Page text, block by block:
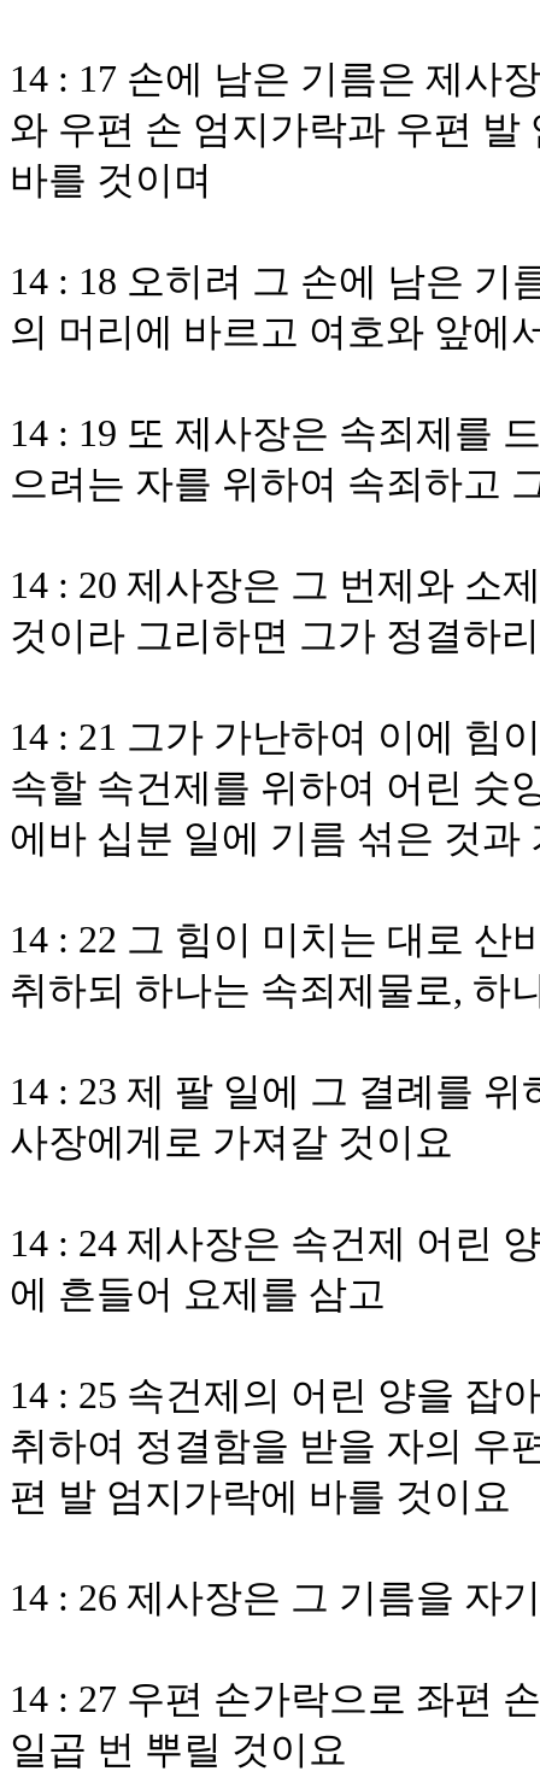
14 : 17 손에 남은 기름은 제사
와 우편 손 엄지가락과 우편
바를 것이며
14 : 18 오히려 그 손에 남은 기
의 머리에 바르고 여호와 앞에
14 : 19 또 제사장은 속죄제를
으려는 자를 위하여 속죄하고
14 : 20 제사장은 그 번제와 소
것이라 그리하면 그가 정결하
14 : 21 그가 가난하여 이에 힘
속할 속건제를 위하여 어린 숫
에바 십분 일에 기름 섞은 것과
14 : 22 그 힘이 미치는 대로 산
취하되 하나는 속죄제물로, 하
14 : 23 제 팔 일에 그 결례를
사장에게로 가져갈 것이요
14 : 24 제사장은 속건제 어린
에 흔들어 요제를 삼고
14 : 25 속건제의 어린 양을 잡
취하여 정결함을 받을 자의 우
편 발 엄지가락에 바를 것이요
14 : 26 제사장은 그 기름을 자
14 : 27 우편 손가락으로 좌편
일곱 번 뿌릴 것이요